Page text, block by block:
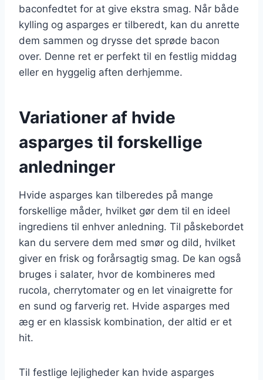
baconfedtet for at give ekstra smag. Når både
kylling og asparges er tilberedt, kan du anrette
dem sammen og drysse det sprøde bacon
over. Denne ret er perfekt til en festlig middag
eller en hyggelig aften derhjemme.
Variationer af hvide
asparges til forskellige
anledninger
Hvide asparges kan tilberedes på mange
forskellige måder, hvilket gør dem til en ideel
ingrediens til enhver anledning. Til påskebordet
kan du servere dem med smør og dild, hvilket
giver en frisk og forårsagtig smag. De kan også
bruges i salater, hvor de kombineres med
rucola, cherrytomater og en let vinaigrette for
en sund og farverig ret. Hvide asparges med
æg er en klassisk kombination, der altid er et
hit.
Til festlige lejligheder kan hvide asparges